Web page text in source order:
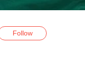
Follow